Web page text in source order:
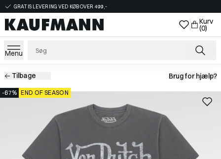
GRATIS LEVERING VED KØB OVER 499,-
Kurv
(0)
Menu
Tilbage Brug for hjælp?
-67% END OF SEASON